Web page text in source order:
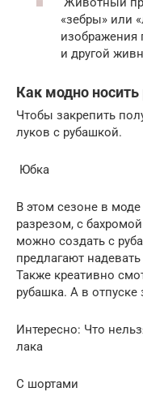
«зебры» или
изображения
и другой
Как модно носить
Чтобы закрепить
луков с рубашкой.
Юбка
В этом сезоне в
разрезом, с
можно создать с
предлагают
Также креативно
рубашка. А в отпуске
Интересно: Что
лака
С шортами